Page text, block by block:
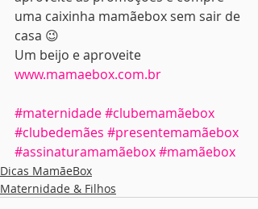
uma caixinha mamãebox sem sair de
casa 😉
Um beijo e aproveite
www.mamaebox.com.br
#maternidade#clubemamãebox
#clubedemães #presentemamãebox
#assinaturamamãebox#mamãebox
Dicas MamãeBox
Maternidade & Filhos